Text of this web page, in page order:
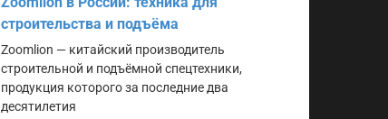
строительства и подъёма
Zoomlion — китайский производитель
строительной и подъёмной спецтехники,
продукция которого за последние два
десятилетия